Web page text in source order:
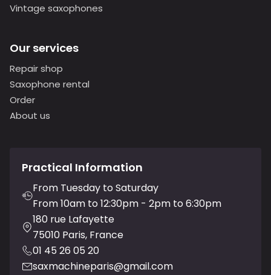
Vintage saxophones
Our services
Repair shop
Saxophone rental
Order
About us
Practical Information
From Tuesday to Saturday
From 10am to 12:30pm - 2pm to 6:30pm
180 rue Lafayette
75010 Paris, France
01 45 26 05 20
saxmachineparis@gmail.com